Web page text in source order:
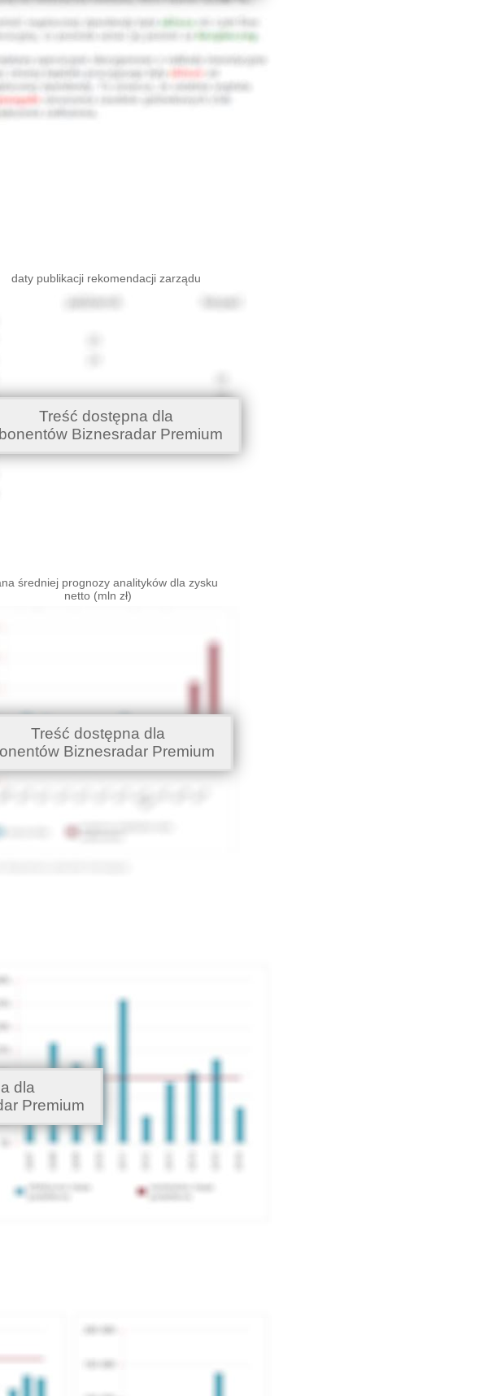
daty publikacji rekomendacji zarządu
Treść dostępna dla
Biznesradar Premium
średniej prognozy analityków dla zysku
netto (mln zł)
Treść dostępna dla
Biznesradar Premium
dla
Premium